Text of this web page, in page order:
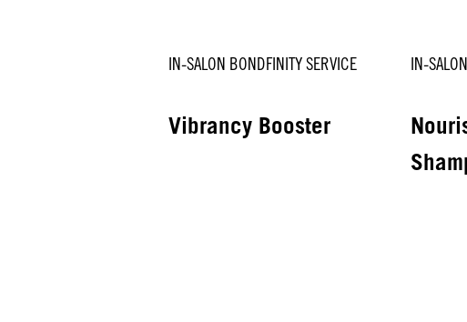
IN-SALON BONDFINITY SERVICE
Vibrancy Booster
IN-